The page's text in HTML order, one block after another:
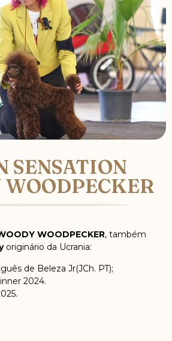
SENSATION
WOODPECKER, também
originário da Ucrania:
de Beleza Jr(JCh. PT);
2024.